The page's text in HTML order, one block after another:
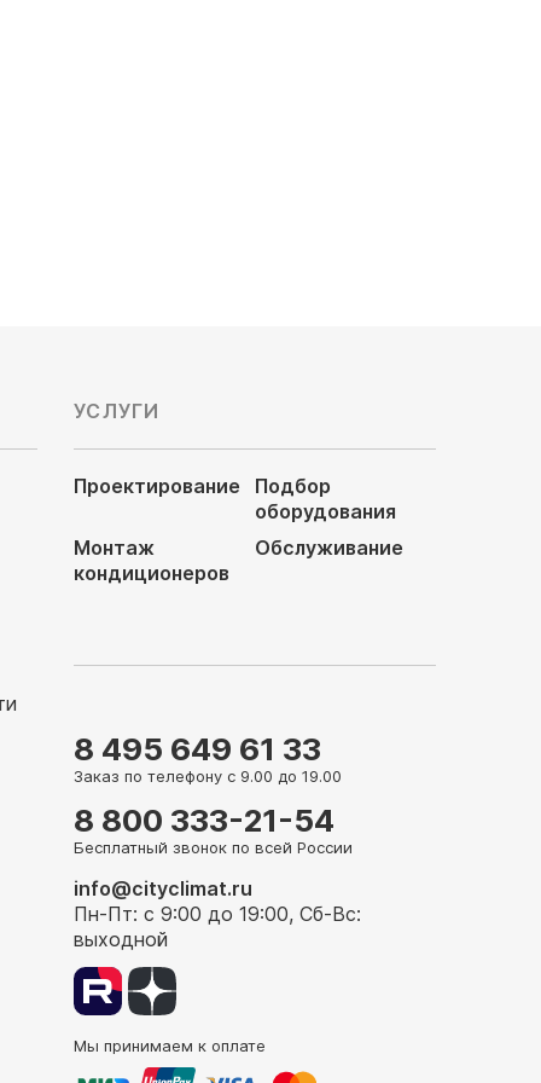
УСЛУГИ
Проектирование
Подбор
оборудования
Монтаж
кондиционеров
Обслуживание
8 495 649 61 33
Заказ по телефону с 9.00 до 19.00
8 800 333-21-54
Бесплатный звонок по всей России
info@cityclimat.ru
Пн-Пт: с 9:00 до 19:00, Сб-Вс:
выходной
Мы принимаем к оплате